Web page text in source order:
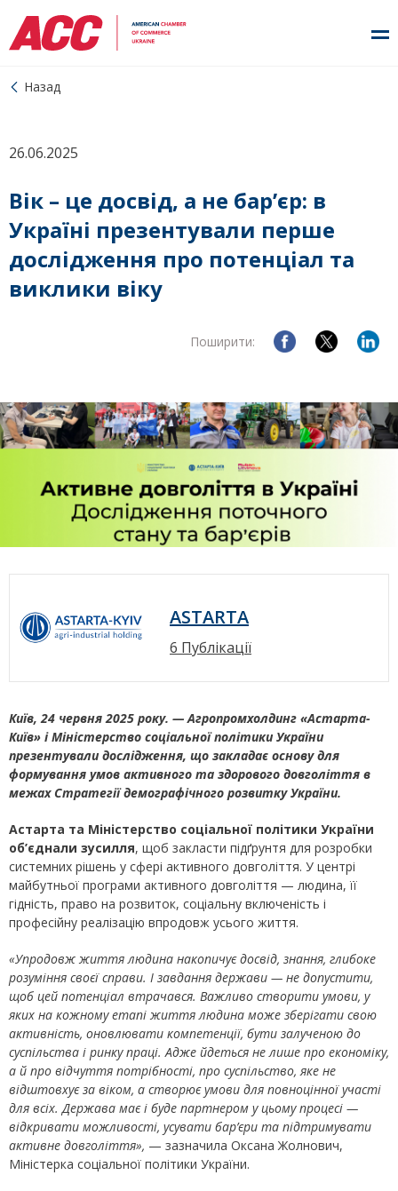
Назад
26.06.2025
Вік – це досвід, а не бар’єр: в
Україні презентували перше
дослідження про потенціал та
виклики віку
Поширити:
ASTARTA
6 Публікації
Київ, 24 червня 2025 року. — Агропромхолдинг «Астарта-
Київ» і Міністерство соціальної політики України
презентували дослідження, що закладає основу для
формування умов активного та здорового довголіття в
межах Стратегії демографічного розвитку України.
Астарта та Міністерство соціальної політики України
об’єднали зусилля, щоб закласти підґрунтя для розробки
системних рішень у сфері активного довголіття. У центрі
майбутньої програми активного довголіття — людина, її
гідність, право на розвиток, соціальну включеність і
професійну реалізацію впродовж усього життя.
«Упродовж життя людина накопичує досвід, знання, глибоке
розуміння своєї справи. І завдання держави — не допустити,
щоб цей потенціал втрачався. Важливо створити умови, у
яких на кожному етапі життя людина може зберігати свою
активність, оновлювати компетенції, бути залученою до
суспільства і ринку праці. Адже йдеться не лише про економіку,
а й про відчуття потрібності, про суспільство, яке не
відштовхує за віком, а створює умови для повноцінної участі
для всіх. Держава має і буде партнером у цьому процесі —
відкривати можливості, усувати бар’єри та підтримувати
активне довголіття», — зазначила Оксана Жолнович,
Міністерка соціальної політики України.